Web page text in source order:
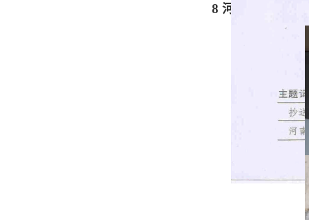
8 河南省汽车节